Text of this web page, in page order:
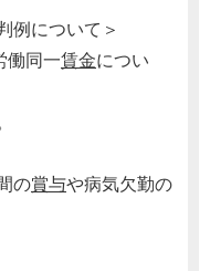
について＞
同一賃金につい
の賞与や病気欠勤の